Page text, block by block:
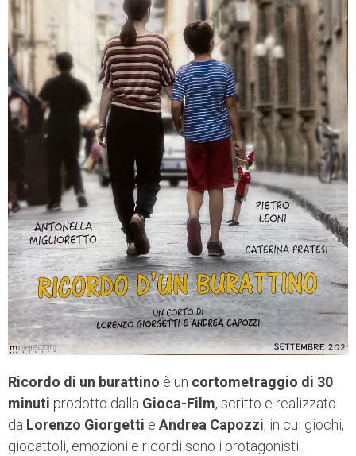
Ricordo di un burattino è un cortometraggio di 30
minuti prodotto dalla Gioca-Film, scritto e realizzato
da Lorenzo Giorgetti e Andrea Capozzi, in cui giochi,
giocattoli, emozioni e ricordi sono i protagonisti.